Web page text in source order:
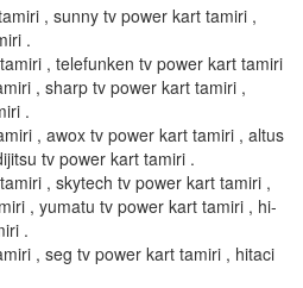
, sunny tv power kart tamiri ,
.
, telefunken tv power kart tamiri
, sharp tv power kart tamiri ,
.
, awox tv power kart tamiri , altus
tv power kart tamiri .
, skytech tv power kart tamiri ,
, yumatu tv power kart tamiri , hi-
.
, seg tv power kart tamiri , hitaci